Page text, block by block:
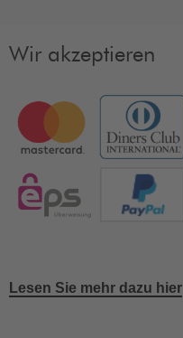
Wir akzeptieren
Lesen Sie mehr dazu hier